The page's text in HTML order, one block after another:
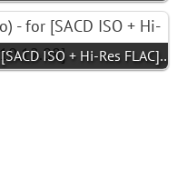
ISO + Hi-Res FLAC]…